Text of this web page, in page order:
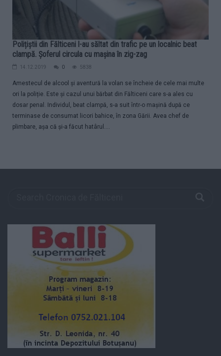
Polițiștii din Fălticeni l-au săltat din trafic pe un localnic beat
clampă. Șoferul circula cu mașina în zig-zag
14.12.2019 0 5838
Amestecul de alcool și aventură la volan se încheie de cele mai multe
ori la poliție. Este și cazul unui bărbat din Fălticeni care s-a ales cu
dosar penal. Individul, beat clampă, s-a suit într-o mașină după ce
terminase de consumat licori bahice, în zona Gării. Avea chef de
plimbare, așa că și-a făcut hatârul....